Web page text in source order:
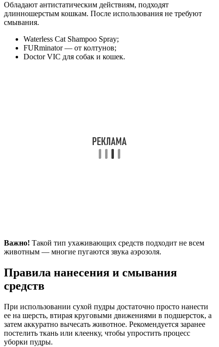
Обладают антистатическим действиям, подходят
длинношерстым кошкам. После использования не требуют
смывания.
Waterless Cat Shampoo Spray;
FURminator — от колтунов;
Doctor VIC для собак и кошек.
Важно! Такой тип ухаживающих средств подходит не всем
животным — многие пугаются звука аэрозоля.
Правила нанесения и смывания
средств
При использовании сухой пудры достаточно просто нанести
ее на шерсть, втирая круговыми движениями в подшерсток, а
затем аккуратно вычесать животное. Рекомендуется заранее
постелить ткань или клеенку, чтобы упростить процесс
уборки пудры.